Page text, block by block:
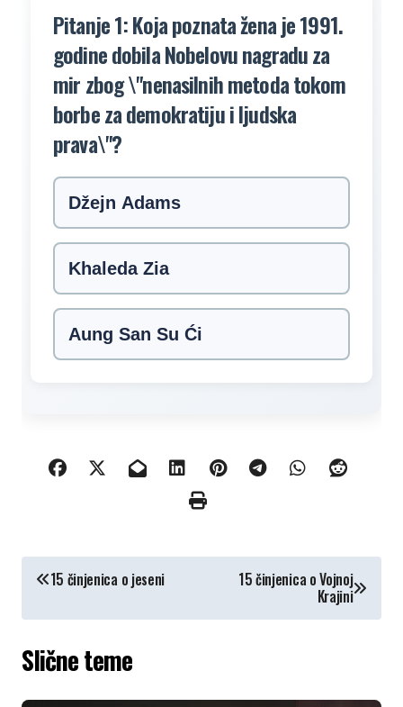
Pitanje 1: Koja poznata žena je 1991.
godine dobila Nobelovu nagradu za
mir zbog \"nenasilnih metoda tokom
borbe za demokratiju i ljudska
prava\"?
Džejn Adams
Khaleda Zia
Aung San Su Ći
КРЕТАЊЕ
ЧЛАНКА
15 činjenica o jeseni 15 činjenica o Vojnoj
Krajini
Slične teme